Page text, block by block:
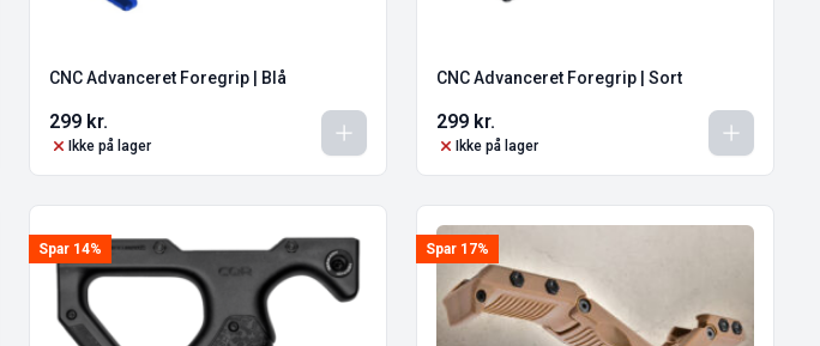
CNC Advanceret Foregrip | Blå
299 kr.
Ikke på lager
CNC Advanceret Foregrip | Sort
299 kr.
Ikke på lager
Spar 14% Spar 17%